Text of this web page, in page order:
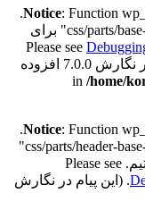
Notice: Function
.
قادر به خواندن کلید "path" با مقدار "/css/parts/base-rtl.css" برای
for more information. (این پیام در نگارش 7.0.0 افزوده
/home/
Notice: Function
.
قادر به خواندن کلید "path" با مقدار "/css/parts/header-base-rtl.css"
for more information. (این پیام در نگارش